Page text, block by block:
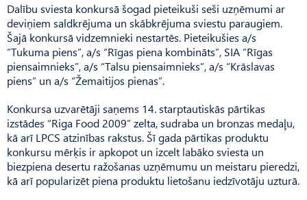
Dalību sviesta konkursā šogad pieteikuši seši uzņēmumi ar
deviņiem saldkrējuma un skābkrējuma sviestu paraugiem.
Šajā konkursā vidzemnieki nestartēs. Pieteikušies a/s
“Tukuma piens”, a/s “Rīgas piena kombināts”, SIA “Rīgas
piensaimnieks”, a/s “Talsu piensaimnieks”, a/s “Krāslavas
piens” un a/s “Žemaitijos pienas”.
Konkursa uzvarētāji saņems 14. starptautiskās pārtikas
izstādes “Riga Food 2009” zelta, sudraba un bronzas medaļu,
kā arī LPCS atzinības rakstus. Šī gada pārtikas produktu
konkursu mērķis ir apkopot un izcelt labāko sviesta un
biezpiena desertu ražošanas uzņēmumu un meistaru pieredzi,
kā arī popularizēt piena produktu lietošanu iedzīvotāju uzturā.